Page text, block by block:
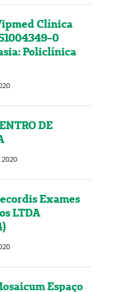
Clínica
0
Policlínica
DE
2020
Exames
LTDA
Espaço